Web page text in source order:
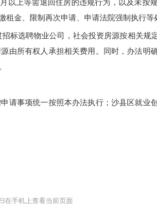
上等需退回住房的违规行为，以及未按
金、限制再次申请、申请法院强制执行等
选聘物业公司，社会投资房源按相关规
由所有权人承担相关费用。同时，办法明
事项统一按照本办法执行；沙县区就业
在手机上查看当前页面